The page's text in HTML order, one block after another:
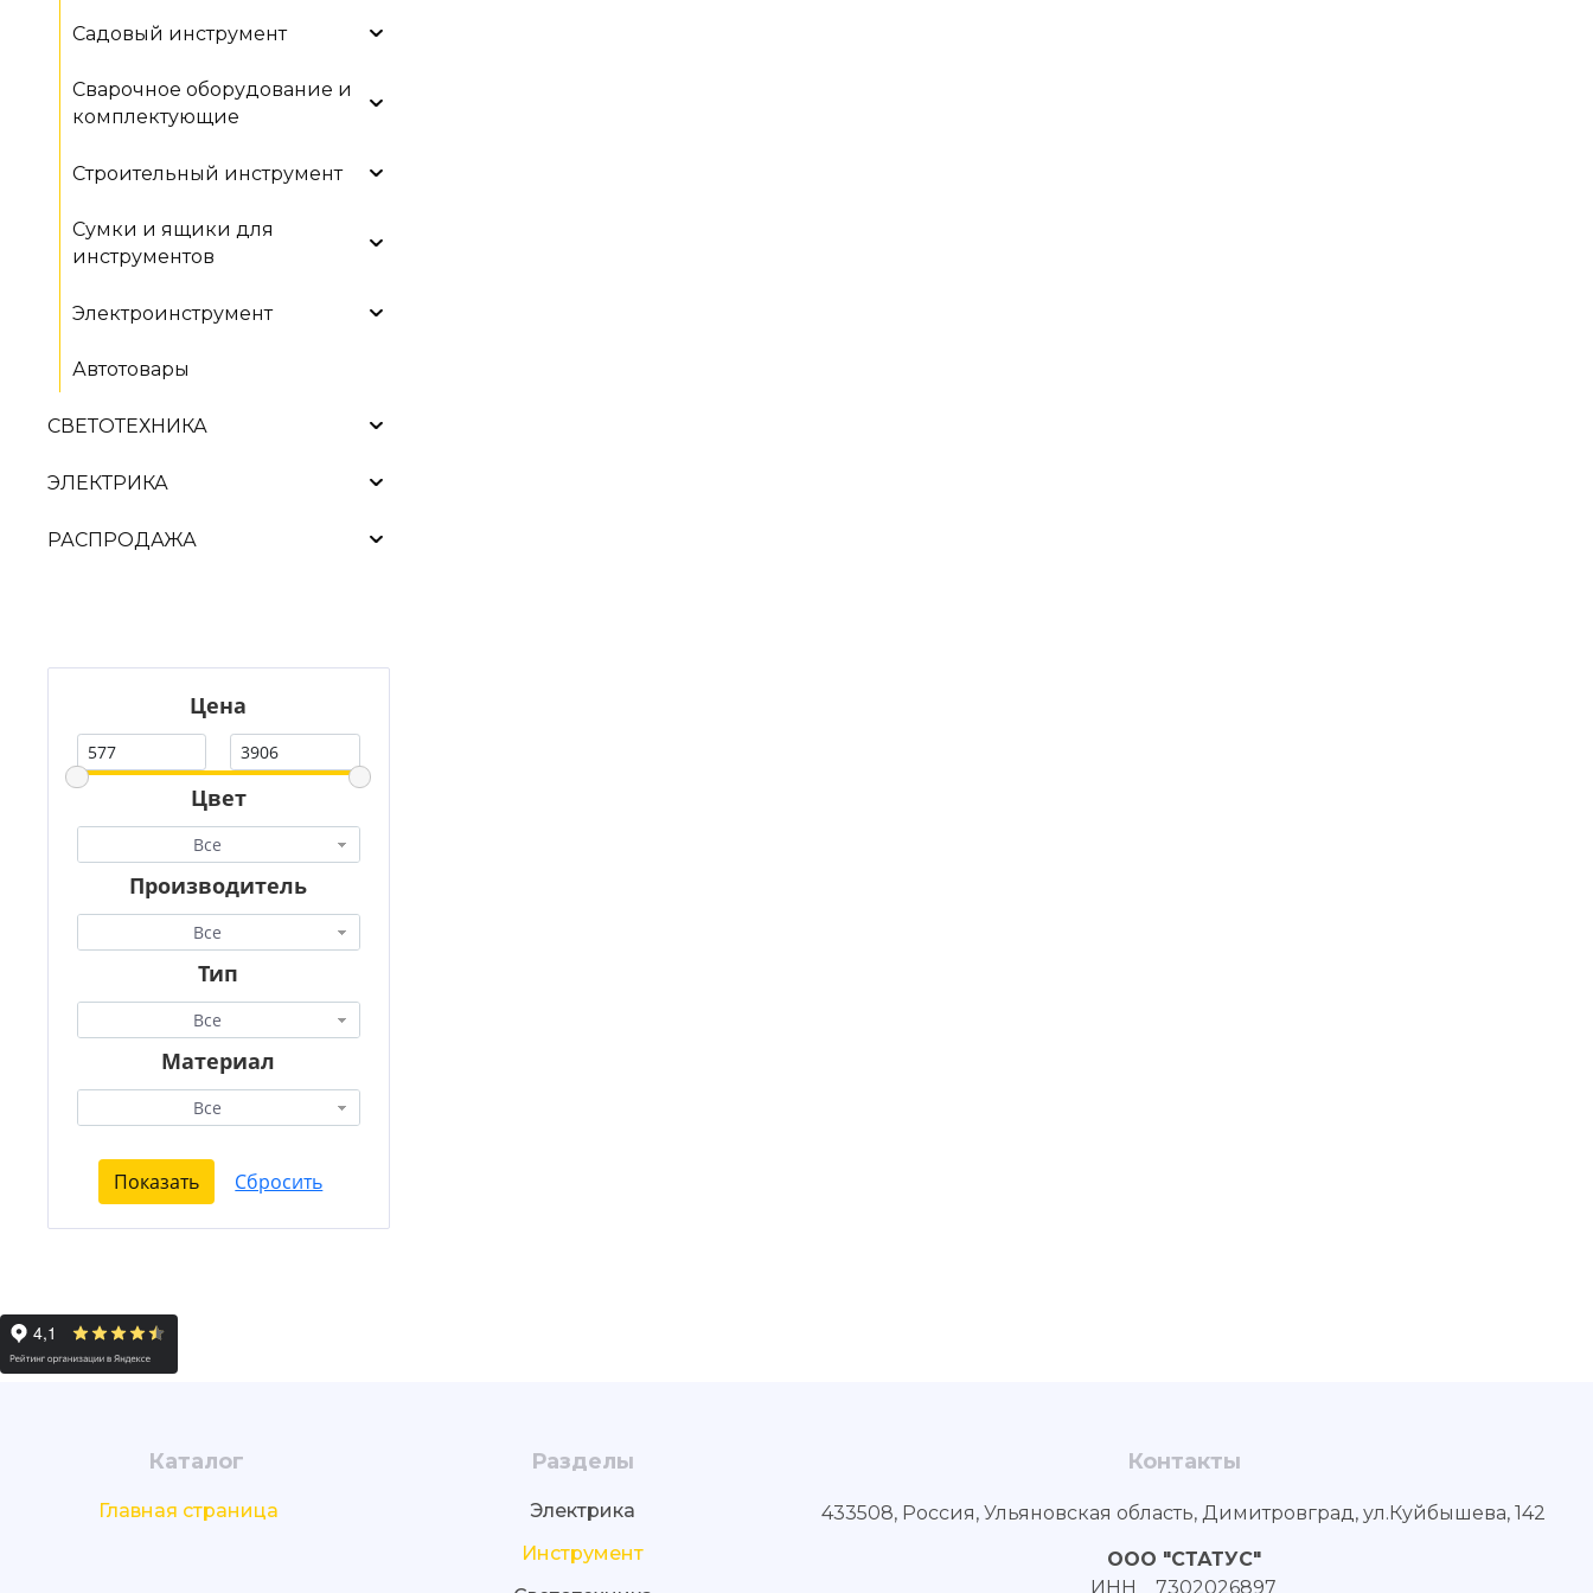
Садовый инструмент
Сварочное оборудование и
комплектующие
Строительный инструмент
Сумки и ящики для
инструментов
Электроинструмент
Автотовары
СВЕТОТЕХНИКА
ЭЛЕКТРИКА
РАСПРОДАЖА
Цена
Цвет
Все
Производитель
Все
Тип
Все
Материал
Все
Каталог
Главная страница
Разделы
Электрика
Инструмент
Контакты
433508, Россия, Ульяновская область, Димитровград, ул.Куйбышева, 142
ООО "СТАТУС"
ИНН 7302026897